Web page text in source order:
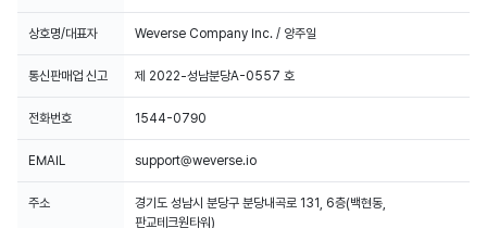
상호명/대표자 Weverse Company Inc. / 양주일
통신판매업 신고 제 2022-성남분당A-0557 호
전화번호 1544-0790
EMAIL support@weverse.io
주소
경기도 성남시 분당구 분당내곡로 131, 6층(백현동,
판교테크원타워)